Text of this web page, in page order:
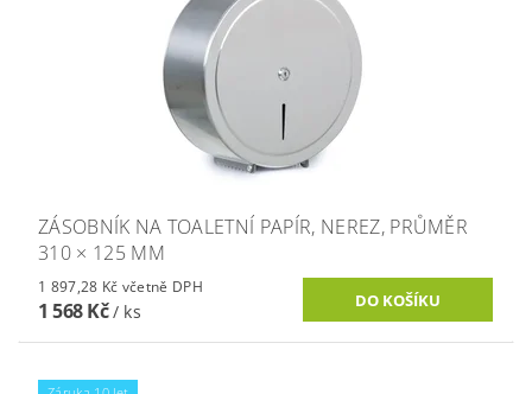
ZÁSOBNÍK NA TOALETNÍ PAPÍR, NEREZ, PRŮMĚR
310 × 125 MM
1 897,28 Kč včetně DPH
1 568 Kč/ ks